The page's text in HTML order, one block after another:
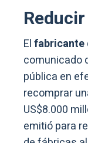
Elfabricante
comunicado
pública en
recomprar
US$8.000
emitió para